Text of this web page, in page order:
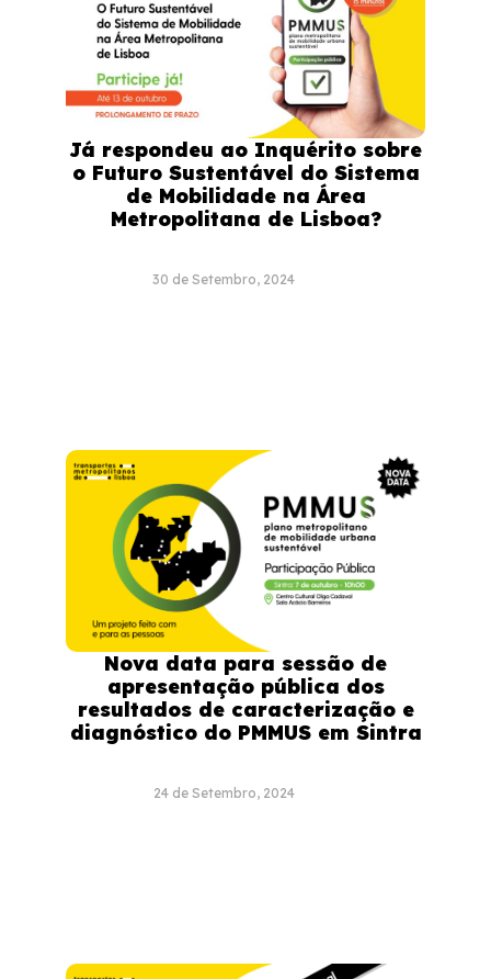
Já respondeu ao Inquérito sobre
o Futuro Sustentável do Sistema
de Mobilidade na Área
Metropolitana de Lisboa?
30 de Setembro, 2024
Nova data para sessão de
apresentação pública dos
resultados de caracterização e
diagnóstico do PMMUS em Sintra
24 de Setembro, 2024